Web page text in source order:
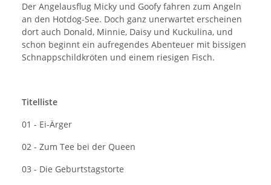
Der Angelausflug Micky und Goofy fahren zum Angeln
an den Hotdog-See. Doch ganz unerwartet erscheinen
dort auch Donald, Minnie, Daisy und Kuckulina, und
schon beginnt ein aufregendes Abenteuer mit bissigen
Schnappschildkröten und einem riesigen Fisch.
Titelliste
01 - Ei-Ärger
02 - Zum Tee bei der Queen
03 - Die Geburtstagstorte